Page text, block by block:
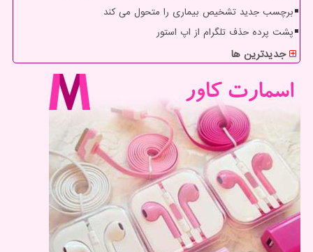
برچسب جدید تشخیص بیماری را متحول می کند
پشت پرده حذف تلگرام از اپ استور
جدیدترین ها